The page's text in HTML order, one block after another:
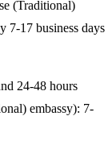
(Traditional)
7-17 business days
24-48 hours
embassy): 7-